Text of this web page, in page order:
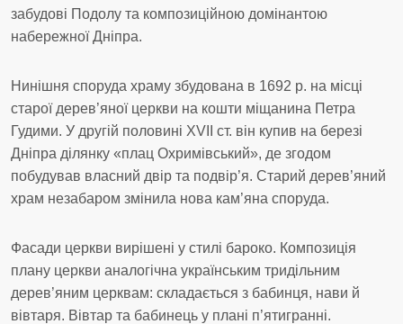
забудові Подолу та композиційною домінантою
набережної Дніпра.
Нинішня споруда храму збудована в 1692 р. на місці
старої дерев’яної церкви на кошти міщанина Петра
Гудими. У другій половині XVII ст. він купив на березі
Дніпра ділянку «плац Охримівський», де згодом
побудував власний двір та подвір’я. Старий дерев’яний
храм незабаром змінила нова кам’яна споруда.
Фасади церкви вирішені у стилі бароко. Композиція
плану церкви аналогічна українським тридільним
дерев’яним церквам: складається з бабинця, нави й
вівтаря. Вівтар та бабинець у плані п’ятигранні.